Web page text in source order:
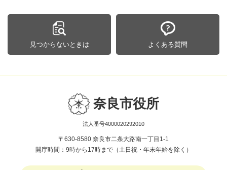
見つからないときは よくある質問
奈良市役所
法人番号4000020292010
〒630-8580 奈良市二条大路南一丁目1-1
開庁時間：9時から17時まで（土日祝・年末年始を除く）